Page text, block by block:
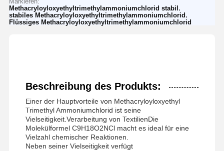
Methacryloyloxyethyltrimethylammoniumchlorid stabil
stabiles Methacryloyloxyethyltrimethylammoniumchlorid
Flüssiges Methacryloyloxyethyltrimethylammoniumchlorid
Beschreibung des Produkts:
Einer der Hauptvorteile von Methacryloyloxyethyl
Trimethyl Ammoniumchlorid ist seine
Vielseitigkeit.Verarbeitung von TextilienDie
Molekülformel C9H18O2NCl macht es ideal für eine
Vielzahl chemischer Reaktionen.
Neben seiner Vielseitigkeit verfügt